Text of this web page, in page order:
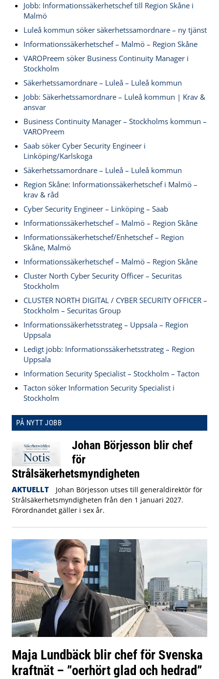
Jobb: Informationssäkerhetschef till Region Skåne i
Malmö
Luleå kommun söker säkerhetssamordnare – ny tjänst
Informationssäkerhetschef – Malmö – Region Skåne
VAROPreem söker Business Continuity Manager i
Stockholm
Säkerhetssamordnare – Luleå – Luleå kommun
Jobb: Säkerhetssamordnare – Luleå kommun | Krav &
ansvar
Business Continuity Manager – Stockholms kommun –
VAROPreem
Saab söker Cyber Security Engineer i
Linköping/Karlskoga
Säkerhetssamordnare – Luleå – Luleå kommun
Region Skåne: Informationssäkerhetschef i Malmö –
krav & råd
Cyber Security Engineer – Linköping – Saab
Informationssäkerhetschef – Malmö – Region Skåne
Informationssäkerhetschef/Enhetschef – Region
Skåne, Malmö
Informationssäkerhetschef – Malmö – Region Skåne
Cluster North Cyber Security Officer – Securitas
Stockholm
CLUSTER NORTH DIGITAL / CYBER SECURITY OFFICER –
Stockholm – Securitas Group
Informationssäkerhetsstrateg – Uppsala – Region
Uppsala
Ledigt jobb: Informationssäkerhetsstrateg – Region
Uppsala
Information Security Specialist – Stockholm – Tacton
Tacton söker Information Security Specialist i
Stockholm
PÅ NYTT JOBB
Johan Börjesson blir chef
för
Strålsäkerhetsmyndigheten
AKTUELLT
Johan Börjesson utses till generaldirektör för
Strålsäkerhetsmyndigheten från den 1 januari 2027.
Förordnandet gäller i sex år.
Maja Lundbäck blir chef för Svenska
kraftnät – ”oerhört glad och hedrad”